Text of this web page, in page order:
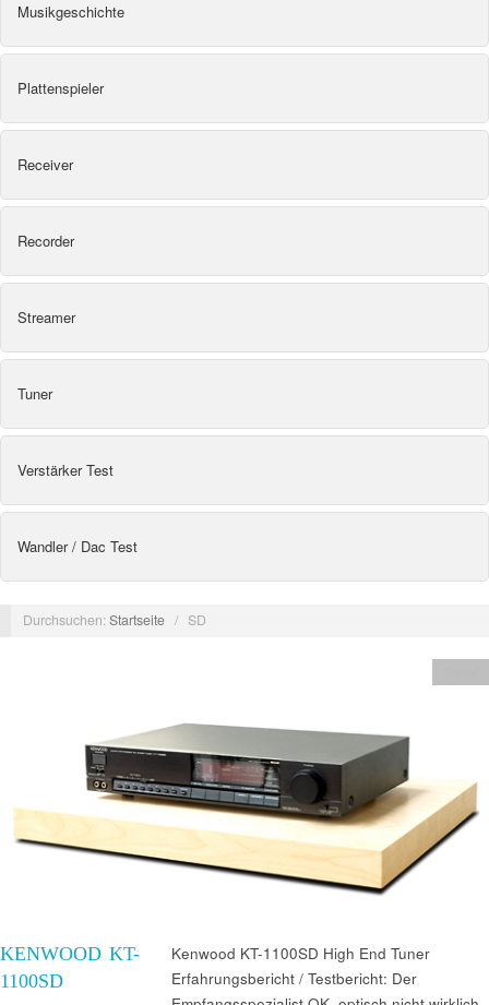
Musikgeschichte
Plattenspieler
Receiver
Recorder
Streamer
Tuner
Verstärker Test
Wandler / Dac Test
Durchsuchen:Startseite / SD
KENWOOD KT-
1100SD
Kenwood KT-1100SD High End Tuner
Erfahrungsbericht / Testbericht: Der